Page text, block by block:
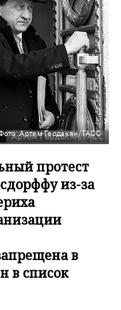
Артем Геодакян/ТАСС
протест
из-за
в
в список